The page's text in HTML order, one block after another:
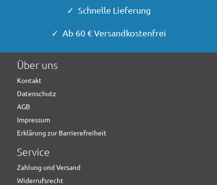
✓ Schnelle Lieferung
✓ Ab 60 € Versandkostenfrei
Über uns
Kontakt
Datenschutz
AGB
Impressum
Erklärung zur Barrierefreiheit
Service
Zahlung und Versand
Widerrufsrecht